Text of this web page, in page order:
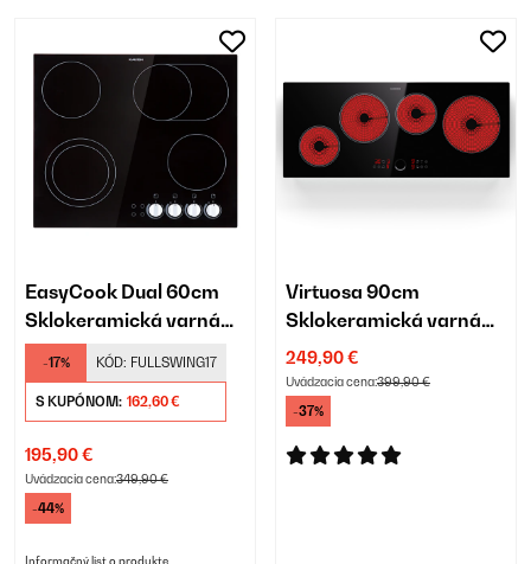
EasyCook Dual 60cm
Sklokeramická varná
doska 4 Varné zóny
Čierna
-17% KÓD: FULLSWING17
S KUPÓNOM: 162,60 €
195,90 €
Uvádzacia cena:349,90 €
-44%
Informačný list o produkte
Virtuosa 90cm
Sklokeramická varná
doska 4 Varné zóny
Čierna
249,90 €
Uvádzacia cena:399,90 €
-37%